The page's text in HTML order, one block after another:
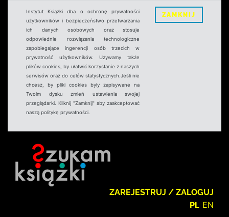
Instytut Książki dba o ochronę prywatności
użytkowników i bezpieczeństwo przetwarzania
ich danych osobowych oraz stosuje
odpowiednie rozwiązania technologiczne
zapobiegające ingerencji osób trzecich w
prywatność użytkowników. Używamy także
plików cookies, by ułatwić korzystanie z naszych
serwisów oraz do celów statystycznych.Jeśli nie
chcesz, by pliki cookies były zapisywane na
Twoim dysku zmień ustawienia swojej
przeglądarki. Kliknij "Zamknij" aby zaakceptować
naszą politykę prywatności.
ZAMKNIJ
ZAREJESTRUJ / ZALOGUJ
PL EN